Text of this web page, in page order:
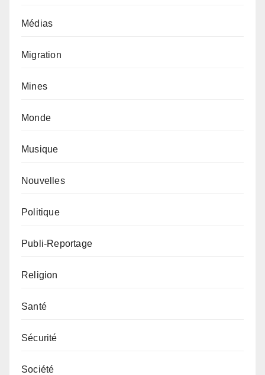
Médias
Migration
Mines
Monde
Musique
Nouvelles
Politique
Publi-Reportage
Religion
Santé
Sécurité
Société